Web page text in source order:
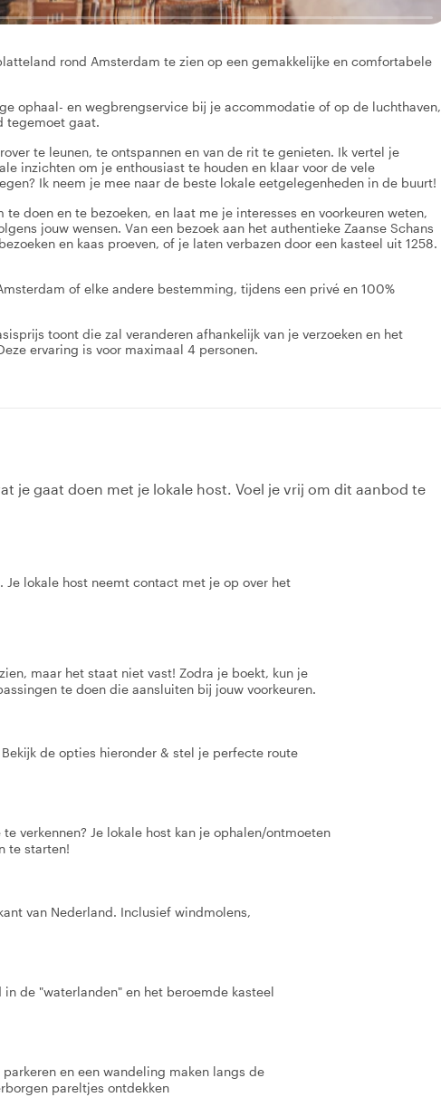
rond Amsterdam te zien op een gemakkelijke en comfortabele
ophaal- en wegbrengservice bij je accommodatie of op de luchthaven,
tegemoet gaat.
te leunen, te ontspannen en van de rit te genieten. Ik vertel je
inzichten om je enthousiast te houden en klaar voor de vele
Ik neem je mee naar de beste lokale eetgelegenheden in de buurt!
doen en te bezoeken, en laat me je interesses en voorkeuren weten,
jouw wensen. Van een bezoek aan het authentieke Zaanse Schans
en kaas proeven, of je laten verbazen door een kasteel uit 1258.
of elke andere bestemming, tijdens een privé en 100%
toont die zal veranderen afhankelijk van je verzoeken en het
ervaring is voor maximaal 4 personen.
je gaat doen met je lokale host. Voel je vrij om dit aanbod te
lokale host neemt contact met je op over het
maar het staat niet vast! Zodra je boekt, kun je
te doen die aansluiten bij jouw voorkeuren.
de opties hieronder & stel je perfecte route
verkennen? Je lokale host kan je ophalen/ontmoeten
te starten!
van Nederland. Inclusief windmolens,
de "waterlanden" en het beroemde kasteel
en een wandeling maken langs de
pareltjes ontdekken